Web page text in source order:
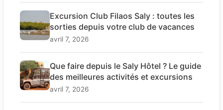
Excursion Club Filaos Saly : toutes les
sorties depuis votre club de vacances
avril 7, 2026
Que faire depuis le Saly Hôtel ? Le guide
des meilleures activités et excursions
avril 7, 2026